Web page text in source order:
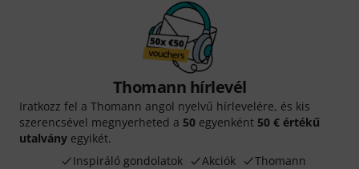
Thomann hírlevél
Iratkozz fel a Thomann angol nyelvű hírlevelére, és kis
szerencsével megnyerheted a 50 egyenként 50 € értékű
utalvány egyikét.
Inspiráló gondolatok
Akciók Thomann